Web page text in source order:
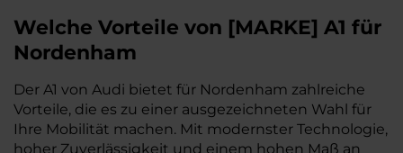
Welche Vorteile von [MARKE] A1 für
Nordenham
Der A1 von Audi bietet für Nordenham zahlreiche
Vorteile, die es zu einer ausgezeichneten Wahl für
Ihre Mobilität machen. Mit modernster Technologie,
hoher Zuverlässigkeit und einem hohen Maß an